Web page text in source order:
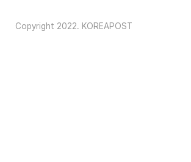
Copyright 2022. KOREAPOST